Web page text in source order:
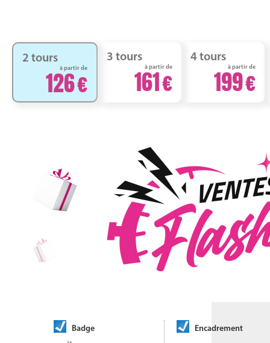
2 tours
à partir de
126
3 tours
à partir de
161
4 tours
à partir de
199
Badge Encadrement